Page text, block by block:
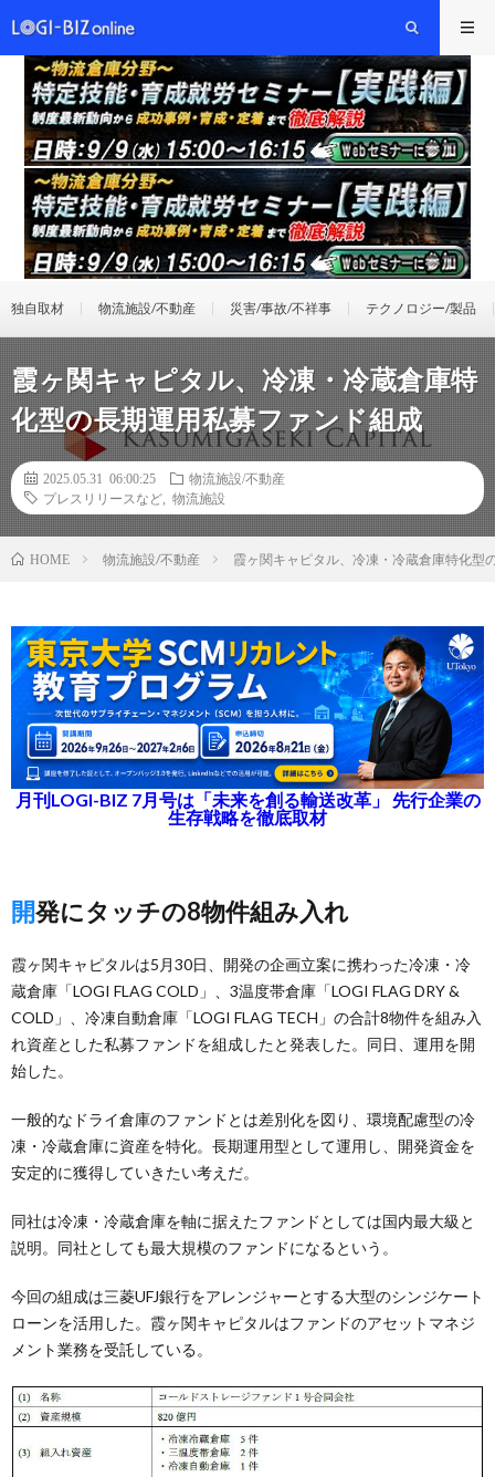
独自取材 物流施設/不動産 災害/事故/不祥事 テクノロジー/製品
霞ヶ関キャピタル、冷凍・冷蔵倉庫特
化型の長期運用私募ファンド組成
2025.05.31 06:00:25
物流施設/不動産
プレスリリースなど
物流施設
HOME 物流施設/不動産 霞ヶ関キャピタル、冷凍・冷蔵倉庫特化型
月刊LOGI-BIZ 7月号は「未来を創る輸送改革」 先行企業の
生存戦略を徹底取材
開発にタッチの8物件組み入れ
霞ヶ関キャピタルは5月30日、開発の企画立案に携わった冷凍・冷
蔵倉庫「LOGI FLAG COLD」、3温度帯倉庫「LOGI FLAG DRY &
COLD」、冷凍自動倉庫「LOGI FLAG TECH」の合計8物件を組み入
れ資産とした私募ファンドを組成したと発表した。同日、運用を開
始した。
一般的なドライ倉庫のファンドとは差別化を図り、環境配慮型の冷
凍・冷蔵倉庫に資産を特化。長期運用型として運用し、開発資金を
安定的に獲得していきたい考えだ。
同社は冷凍・冷蔵倉庫を軸に据えたファンドとしては国内最大級と
説明。同社としても最大規模のファンドになるという。
今回の組成は三菱UFJ銀行をアレンジャーとする大型のシンジケート
ローンを活用した。霞ヶ関キャピタルはファンドのアセットマネジ
メント業務を受託している。